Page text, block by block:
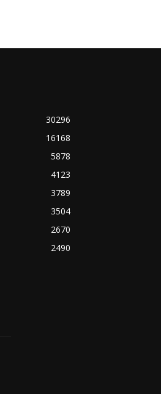
30296
16168
5878
4123
3789
3504
2670
2490